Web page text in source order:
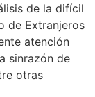
de la difícil
de Extranjeros
atención
sinrazón de
otras